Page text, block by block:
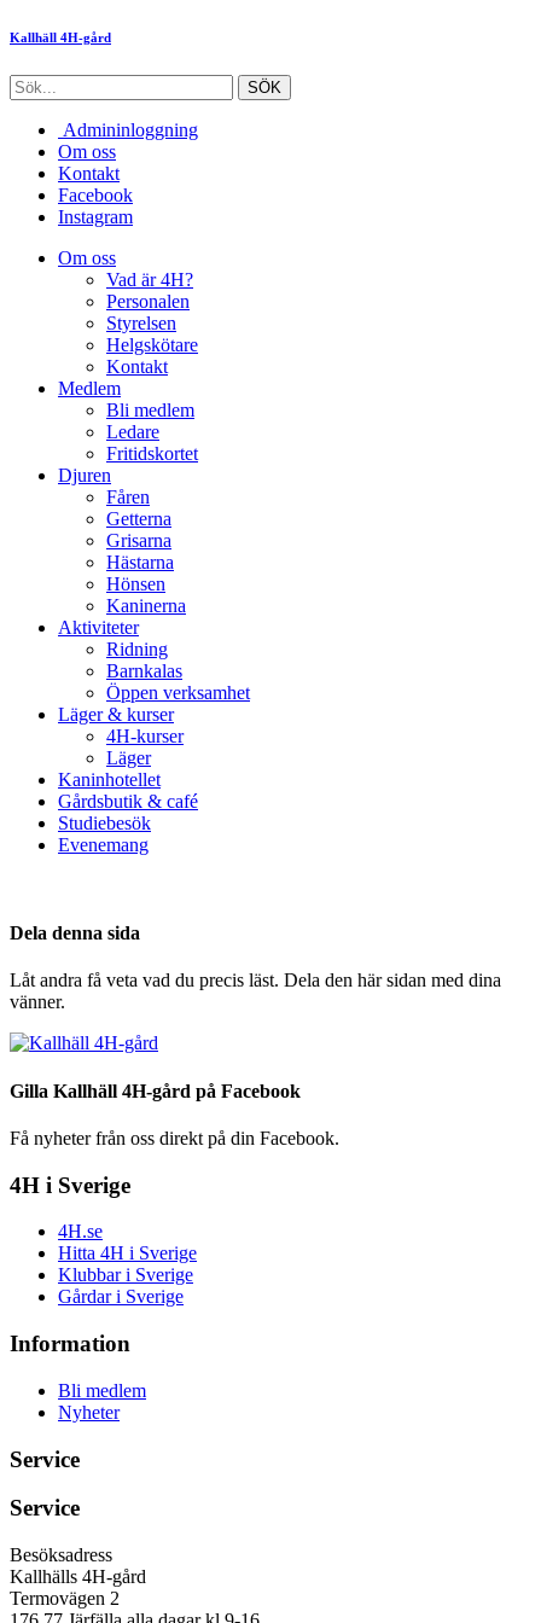
Kallhäll 4H-gård
Admininloggning
Om oss
Kontakt
Facebook
Instagram
Om oss
Vad är 4H?
Personalen
Styrelsen
Helgskötare
Kontakt
Medlem
Bli medlem
Ledare
Fritidskortet
Djuren
Fåren
Getterna
Grisarna
Hästarna
Hönsen
Kaninerna
Aktiviteter
Ridning
Barnkalas
Öppen verksamhet
Läger & kurser
4H-kurser
Läger
Kaninhotellet
Gårdsbutik & café
Studiebesök
Evenemang
Dela denna sida
Låt andra få veta vad du precis läst. Dela den här sidan med dina
vänner.
Gilla Kallhäll 4H-gård på Facebook
Få nyheter från oss direkt på din Facebook.
4H i Sverige
4H.se
Hitta 4H i Sverige
Klubbar i Sverige
Gårdar i Sverige
Information
Bli medlem
Nyheter
Service
Service
Besöksadress
Kallhälls 4H-gård
Termovägen 2